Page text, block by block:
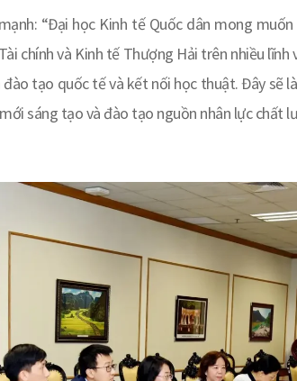
mạnh: “Đại học Kinh tế Quốc dân mong
chính và Kinh tế Thượng Hải trên nhiều
tạo quốc tế và kết nối học thuật. Đây sẽ
sáng tạo và đào tạo nguồn nhân lực chất